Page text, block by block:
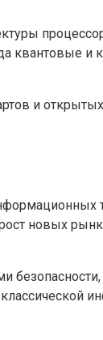
и
и
новых